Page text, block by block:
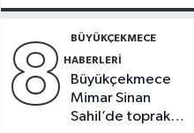
8 BÜYÜKÇEKMECE
HABERLERI
Büyükçekmece
Mimar Sinan
Sahil’de toprak